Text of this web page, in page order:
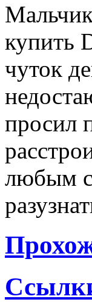
купить
чуток
просил
любым